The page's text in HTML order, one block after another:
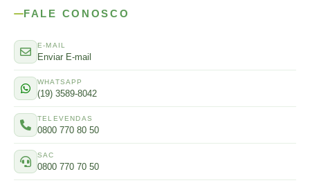
FALE CONOSCO
E-MAIL
Enviar E-mail
WHATSAPP
(19) 3589-8042
TELEVENDAS
0800 770 80 50
SAC
0800 770 70 50